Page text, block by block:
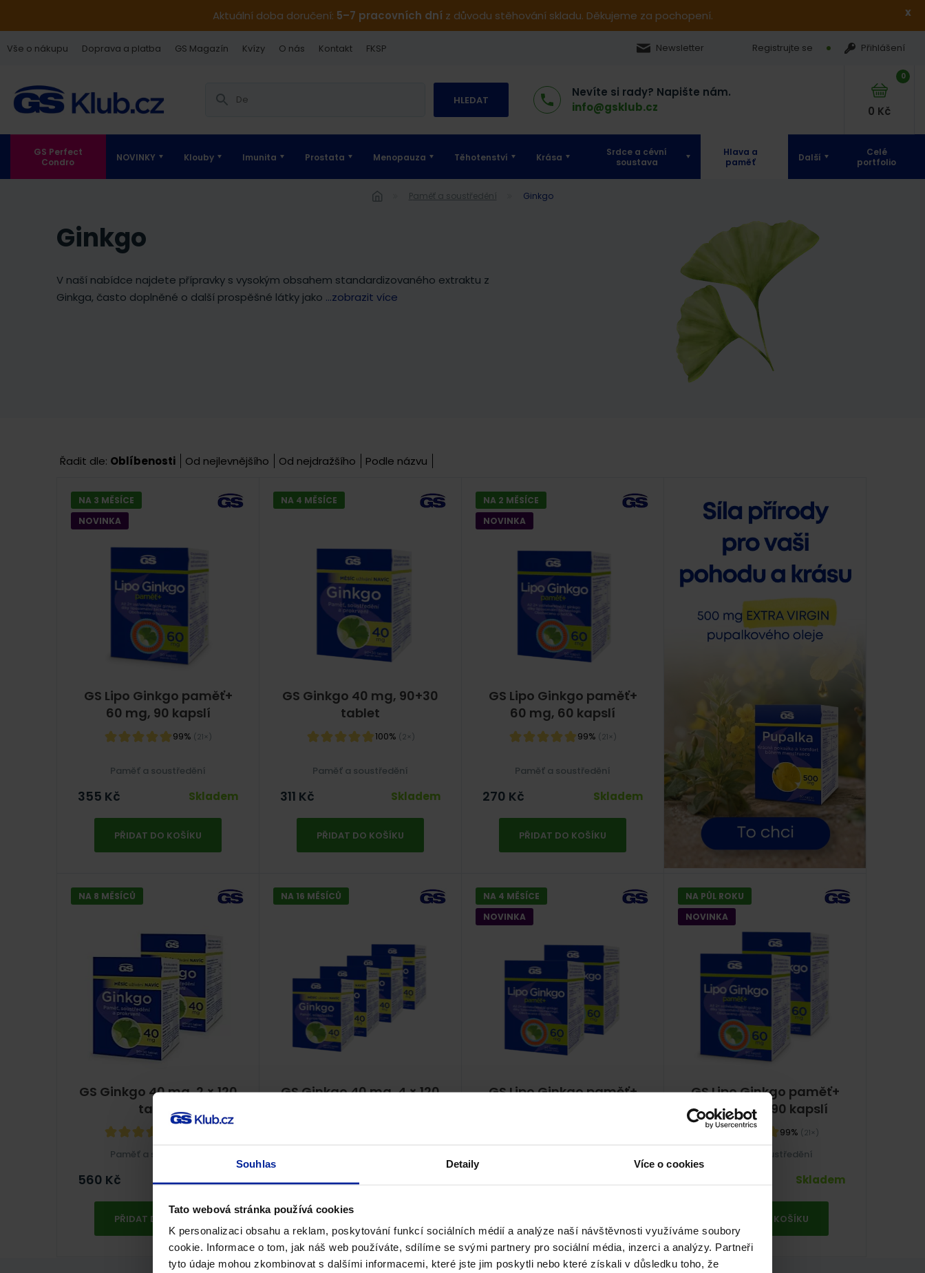
Souhlas Detaily Více o cookies
Tato webová stránka používá cookies
K personalizaci obsahu a reklam, poskytování funkcí sociálních médií a analýze naší návštěvnosti využíváme soubory
cookie. Informace o tom, jak náš web používáte, sdílíme se svými partnery pro sociální média, inzerci a analýzy. Partneři
tyto údaje mohou zkombinovat s dalšími informacemi, které jste jim poskytli nebo které získali v důsledku toho, že
Aktuální doba doručení: 5–7 pracovních dníz důvodu stěhování skladu. Děkujeme za pochopení. x
Vše o nákupu Doprava a platba GS Magazín Kvízy O nás Kontakt FKSP Newsletter Registrujte se Přihlášení
HLEDAT
Nevíte si rady? Napište nám.
info@gsklub.cz
0
0 Kč
GS Perfect
Condro
NOVINKY Klouby Imunita Prostata Menopauza Těhotenství Krása
Srdce a cévní
soustava
Hlava a
paměť
Další
Celé
portfolio
Paměť a soustředění Ginkgo
Ginkgo
V naší nabídce najdete přípravky s vysokým obsahem standardizovaného extraktu z
Ginkga, často doplněné o další prospěšné látky jako ...zobrazit více
Řadit dle: Oblíbenosti Od nejlevnějšího Od nejdražšího Podle názvu
GS Lipo Ginkgo paměť+
60 mg, 90 kapslí
99% (21×)
NA 3 MĚSÍCE
NOVINKA
Paměť a soustředění
355 Kč Skladem
PŘIDAT DO KOŠÍKU
GS Ginkgo 40 mg, 90+30
tablet
100% (2×)
NA 4 MĚSÍCE
Paměť a soustředění
311 Kč Skladem
PŘIDAT DO KOŠÍKU
GS Lipo Ginkgo paměť+
60 mg, 60 kapslí
99% (21×)
NA 2 MĚSÍCE
NOVINKA
Paměť a soustředění
270 Kč Skladem
PŘIDAT DO KOŠÍKU
GS Ginkgo 40 mg, 2 × 120
tablet
NA 8 MĚSÍCŮ
Paměť a soustředění
560 Kč Skladem
PŘIDAT DO KOŠÍKU
GS Ginkgo 40 mg, 4 × 120
NA 16 MĚSÍCŮ
995Kč
GS Lipo Ginkgo paměť+
NA 4 MĚSÍCE
NOVINKA
GS Lipo Ginkgo paměť+
60 mg, 2 × 90 kapslí
99% (21×)
NA PŮL ROKU
NOVINKA
Paměť a soustředění
Skladem
PŘIDAT DO KOŠÍKU